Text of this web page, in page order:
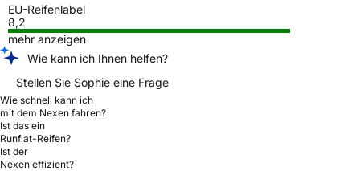
EU-Reifenlabel
8,2
mehr anzeigen
Wie kann ich Ihnen helfen?
Stellen Sie Sophie eine Frage
Wie schnell kann ich
mit dem Nexen fahren?
Ist das ein
Runflat-Reifen?
Ist der
Nexen effizient?